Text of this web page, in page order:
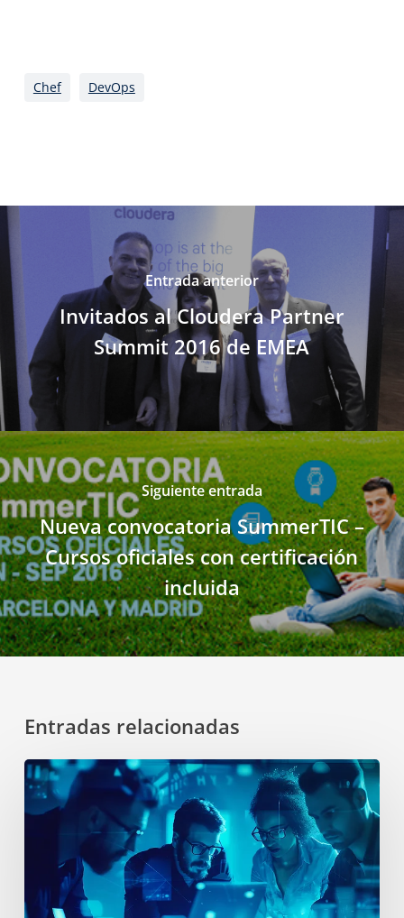
Chef DevOps
Entrada anterior
Invitados al Cloudera Partner
Summit 2016 de EMEA
Siguiente entrada
Nueva convocatoria SummerTIC –
Cursos oficiales con certificación
incluida
Entradas relacionadas